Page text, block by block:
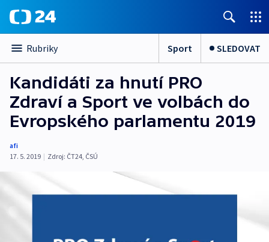
Rubriky Sport SLEDOVAT
Kandidáti za hnutí PRO
Zdraví a Sport ve volbách do
Evropského parlamentu 2019
afi
17. 5. 2019 | Zdroj: ČT24, ČSÚ